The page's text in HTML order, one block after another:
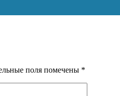
поля помечены *